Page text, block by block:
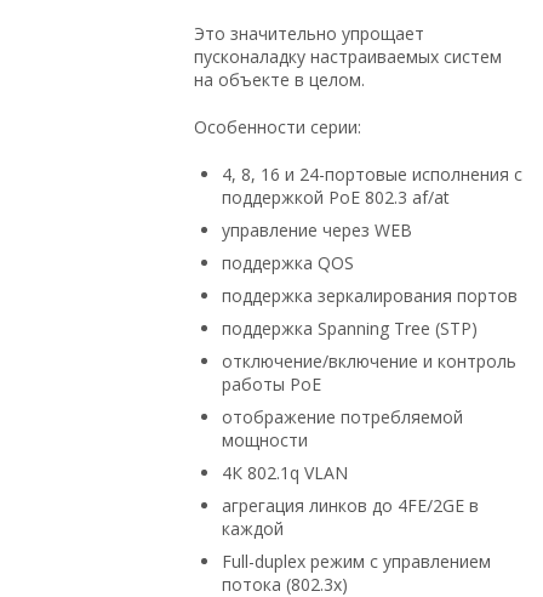
Это значительно упрощает
пусконаладку настраиваемых систем
на объекте в целом.
Особенности серии:
4, 8, 16 и 24-портовые исполнения с
поддержкой PoE 802.3 af/at
управление через WEB
поддержка QOS
поддержка зеркалирования портов
поддержка Spanning Tree (STP)
отключение/включение и контроль
работы PoE
отображение потребляемой
мощности
4К 802.1q VLAN
агрегация линков до 4FE/2GE в
каждой
Full-duplex режим с управлением
потока (802.3x)